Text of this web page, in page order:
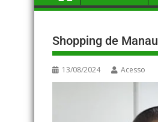
Shopping de
13/08/2024 Acesso